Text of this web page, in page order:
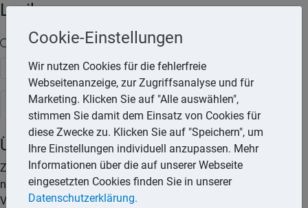
Lexika
Volltext-Suche in den Lexika
Suchen
Steuerlexikon
Überschusseinkünfte
Zu den Überschusseinkünften gehören Einkünfte aus
nichtselbstständiger Arbeit, aus Kapitalvermögen, aus
Vermietung und Verpachtung sowie aus sonstigen
Cookie-Einstellungen
Wir nutzen Cookies für die fehlerfreie
Webseitenanzeige, zur Zugriffsanalyse und für
Marketing. Klicken Sie auf "Alle auswählen",
stimmen Sie damit dem Einsatz von Cookies für
diese Zwecke zu. Klicken Sie auf "Speichern", um
Ihre Einstellungen individuell anzupassen. Mehr
Informationen über die auf unserer Webseite
eingesetzten Cookies finden Sie in unserer
Datenschutzerklärung.